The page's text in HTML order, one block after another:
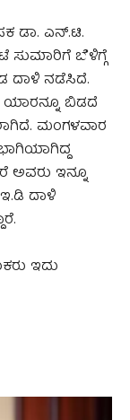
ಡಾ. ಎನ್.ಟಿ.
ಸುಮಾರಿಗೆ ಬೆಳಿಗ್ಗೆ
ದಾಳಿ ನಡೆಸಿದೆ.
ಯಾರನ್ನೂ ಬಿಡದೆ
ಮಂಗಳವಾರ
ಅವರು ಇನ್ನೂ
ದಾಳಿ
ಇದು